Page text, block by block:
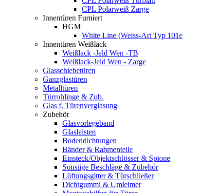
CPL Polarweiß Zarge
Innentüren Furniert
HGM
White Line (Weiss-Art Typ 101e
Innentüren Weißlack
Weißlack -Jeld Wen -TB
Weißlack-Jeld Wen - Zarge
Glasschiebetüren
Ganzglastüren
Metalltüren
Türrohlinge & Zub.
Glas f. Türenverglasung
Zubehör
Glasvorlegeband
Glasleisten
Bodendichtungen
Bänder & Rahmenteile
Einsteck/Objektschlösser & Spione
Sonstige Beschläge & Zubehör
Lüftungsgitter & Türschließer
Dichtgummi & Umleimer